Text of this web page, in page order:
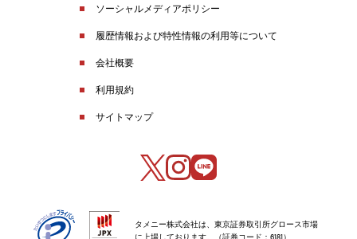
ソーシャルメディアポリシー
履歴情報および特性情報の利用等について
会社概要
利用規約
サイトマップ
タメニー株式会社は、東京証券取引所グロース市場
に上場しております。（証券コード：6181）